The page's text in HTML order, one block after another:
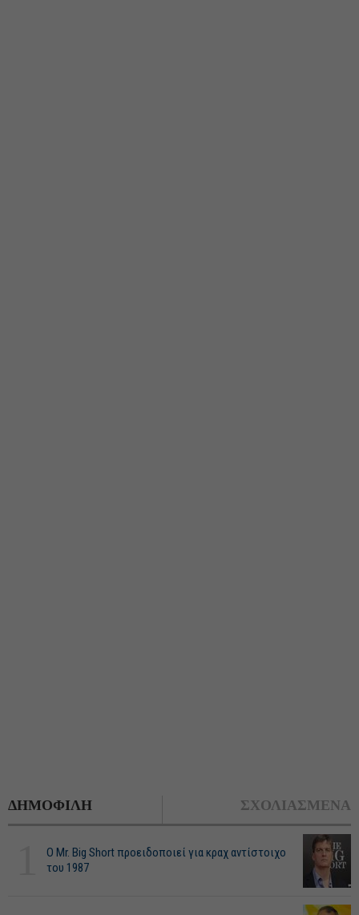
ΔΗΜΟΦΙΛΗ ΣΧΟΛΙΑΣΜΕΝΑ
O Mr. Big Short προειδοποιεί για κραχ αντίστοιχο
του 1987